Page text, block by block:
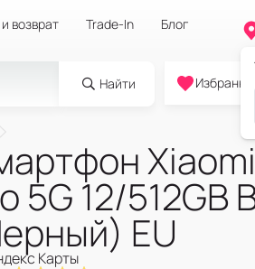
возврат Trade-In Блог
Найти
5G 12/512GB
EU
Карты